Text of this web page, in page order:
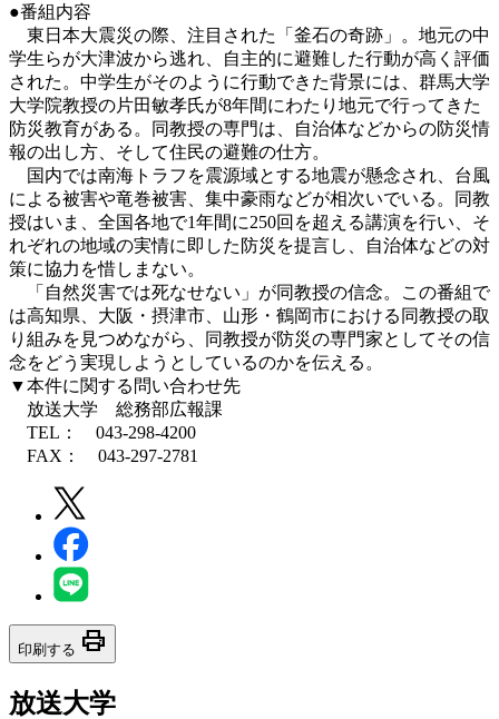
●番組内容
東日本大震災の際、注目された「釜石の奇跡」。地元の中
学生らが大津波から逃れ、自主的に避難した行動が高く評価
された。中学生がそのように行動できた背景には、群馬大学
大学院教授の片田敏孝氏が8年間にわたり地元で行ってきた
防災教育がある。同教授の専門は、自治体などからの防災情
報の出し方、そして住民の避難の仕方。
国内では南海トラフを震源域とする地震が懸念され、台風
による被害や竜巻被害、集中豪雨などが相次いでいる。同教
授はいま、全国各地で1年間に250回を超える講演を行い、そ
れぞれの地域の実情に即した防災を提言し、自治体などの対
策に協力を惜しまない。
「自然災害では死なせない」が同教授の信念。この番組で
は高知県、大阪・摂津市、山形・鶴岡市における同教授の取
り組みを見つめながら、同教授が防災の専門家としてその信
念をどう実現しようとしているのかを伝える。
▼本件に関する問い合わせ先
放送大学 総務部広報課
TEL： 043-298-4200
FAX： 043-297-2781
印刷する print
放送大学